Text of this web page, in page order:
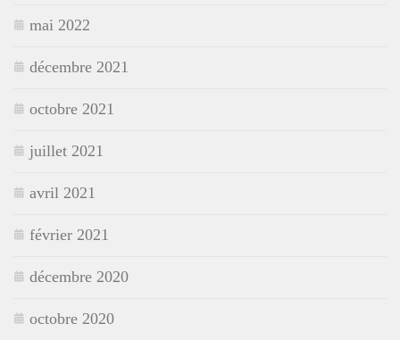
mai 2022
décembre 2021
octobre 2021
juillet 2021
avril 2021
février 2021
décembre 2020
octobre 2020